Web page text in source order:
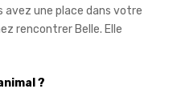
avez une place dans votre
rencontrer Belle. Elle
?